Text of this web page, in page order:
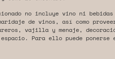
no incluye vino ni
de vinos, así como
vajilla y menaje,
Para ello puede ponerse